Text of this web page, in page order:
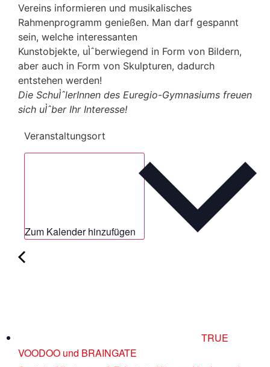
Vereins informieren und musikalisches
Rahmenprogramm genießen. Man darf gespannt
sein, welche interessanten
Kunstobjekte, uÌˆberwiegend in Form von Bildern,
aber auch in Form von Skulpturen, dadurch
entstehen werden!
Die SchuÌˆlerInnen des Euregio-Gymnasiums freuen
sich uÌˆber Ihr Interesse!
Veranstaltungsort
Zum Kalender hinzufügen
TRUE
VOODOO und BRAINGATE